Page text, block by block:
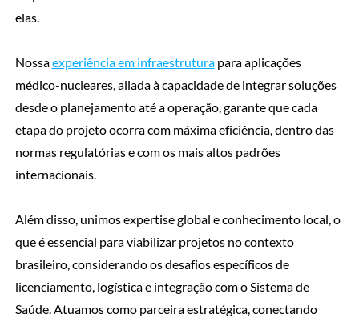
elas.
Nossaexperiência em infraestruturapara aplicações
médico-nucleares, aliada à capacidade de integrar soluções
desde o planejamento até a operação, garante que cada
etapa do projeto ocorra com máxima eficiência, dentro das
normas regulatórias e com os mais altos padrões
internacionais.
Além disso, unimos expertise global e conhecimento local, o
que é essencial para viabilizar projetos no contexto
brasileiro, considerando os desafios específicos de
licenciamento, logística e integração com o Sistema de
Saúde. Atuamos como parceira estratégica, conectando